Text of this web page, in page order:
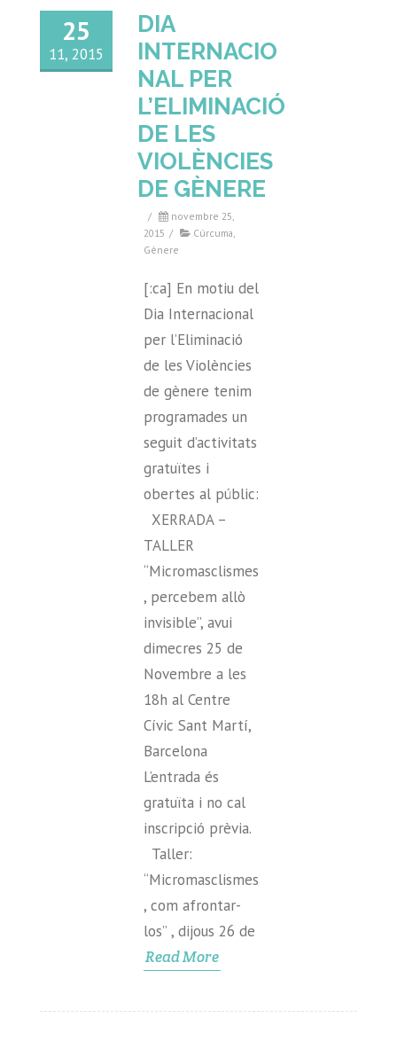
25
11, 2015
DIA
INTERNACIO
NAL PER
L’ELIMINACIÓ
DE LES
VIOLÈNCIES
DE GÈNERE
/
novembre 25,
2015 / Cúrcuma,
Gènere
[:ca] En motiu del
Dia Internacional
per l’Eliminació
de les Violències
de gènere tenim
programades un
seguit d’activitats
gratuïtes i
obertes al públic:
XERRADA –
TALLER
“Micromasclismes
, percebem allò
invisible”, avui
dimecres 25 de
Novembre a les
18h al Centre
Cívic Sant Martí,
Barcelona
L’entrada és
gratuïta i no cal
inscripció prèvia.
Taller:
“Micromasclismes
, com afrontar-
los” , dijous 26 de
Read More